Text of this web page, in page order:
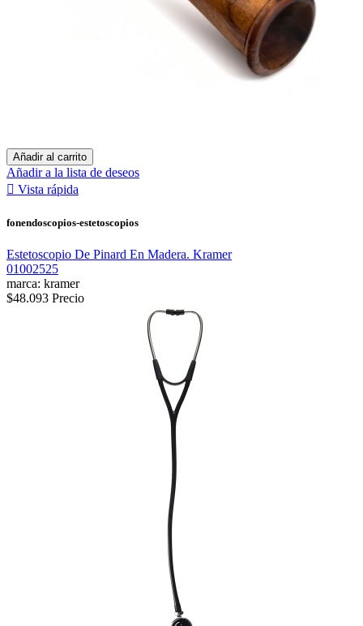
Añadir al carrito
Añadir a la lista de deseos
 Vista rápida
fonendoscopios-estetoscopios
Estetoscopio De Pinard En Madera. Kramer
01002525
marca: kramer
$48.093 Precio